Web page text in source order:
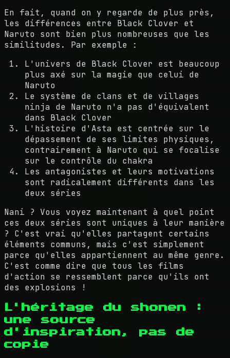
En fait, quand on y regarde de plus près,
les différences entre Black Clover et
Naruto sont bien plus nombreuses que les
similitudes. Par exemple :
L'univers de Black Clover est beaucoup
plus axé sur la magie que celui de
Naruto
Le système de clans et de villages
ninja de Naruto n'a pas d'équivalent
dans Black Clover
L'histoire d'Asta est centrée sur le
dépassement de ses limites physiques,
contrairement à Naruto qui se focalise
sur le contrôle du chakra
Les antagonistes et leurs motivations
sont radicalement différents dans les
deux séries
Nani ? Vous voyez maintenant à quel point
ces deux séries sont uniques à leur manière
? C'est vrai qu'elles partagent certains
éléments communs, mais c'est simplement
parce qu'elles appartiennent au même genre.
C'est comme dire que tous les films
d'action se ressemblent parce qu'ils ont
des explosions !
L'héritage du shonen :
une source
d'inspiration, pas de
copie